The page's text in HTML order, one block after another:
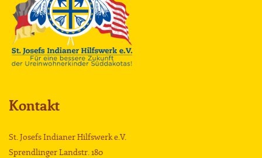
Kontakt
St. Josefs Indianer Hilfswerk e.V.
Sprendlinger Landstr. 180